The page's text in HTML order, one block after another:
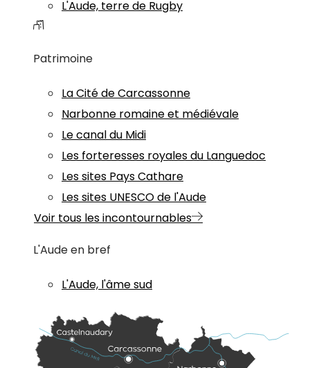
L'Aude, terre de Rugby
Patrimoine
La Cité de Carcassonne
Narbonne romaine et médiévale
Le canal du Midi
Les forteresses royales du Languedoc
Les sites Pays Cathare
Les sites UNESCO de l'Aude
Voir tous les incontournables
L'Aude en bref
L'Aude, l'âme sud